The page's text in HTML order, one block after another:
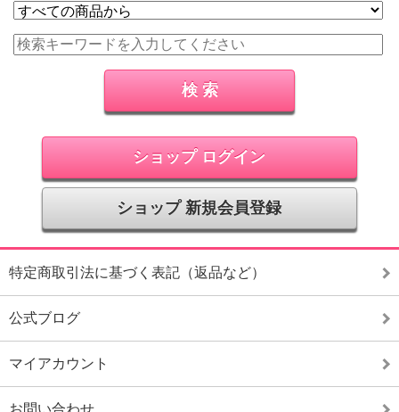
ショップ ログイン
ショップ 新規会員登録
特定商取引法に基づく表記（返品など）
公式ブログ
マイアカウント
お問い合わせ